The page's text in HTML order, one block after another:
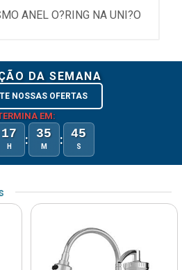
ANEL O?RING NA UNI?O
DA SEMANA
NOSSAS OFERTAS
EM:
17
H : 35
M : 45
S